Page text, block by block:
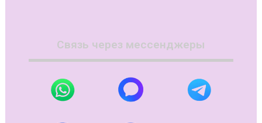
Связь через мессенджеры